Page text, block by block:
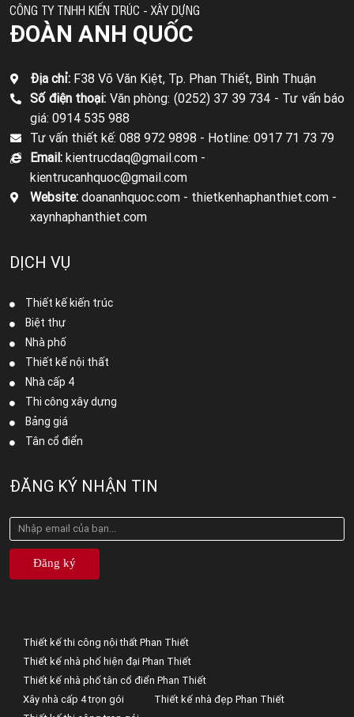
CÔNG TY TNHH KIẾN TRÚC - XÂY DỰNG
ĐOÀN ANH QUỐC
Địa chỉ: F38 Võ Văn Kiệt, Tp. Phan Thiết, Bình Thuận
Số điện thoại: Văn phòng: (0252) 37 39 734 - Tư vấn báo
giá: 0914 535 988
Tư vấn thiết kế: 088 972 9898 - Hotline: 0917 71 73 79
Email: kientrucdaq@gmail.com -
kientrucanhquoc@gmail.com
Website: doananhquoc.com - thietkenhaphanthiet.com -
xaynhaphanthiet.com
DỊCH VỤ
Thiết kế kiến trúc
Biệt thự
Nhà phố
Thiết kế nội thất
Nhà cấp 4
Thi công xây dựng
Bảng giá
Tân cổ điển
ĐĂNG KÝ NHẬN TIN
Đăng ký
Thiết kế thi công nội thất Phan Thiết
Thiết kế nhà phố hiện đại Phan Thiết
Thiết kế nhà phố tân cổ điển Phan Thiết
Xây nhà cấp 4 trọn gói
Thiết kế nhà đẹp Phan Thiết